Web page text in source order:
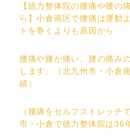
【徳力整体院の腰痛や腰の
ら】小倉南区で腰痛は運動
トを巻くよりも原因から
腰痛や腰が痛い、腰の痛み
します。（北九州市・小倉
績）
（腰痛をセルフストレッチ
市・小倉で徳力整体院は36